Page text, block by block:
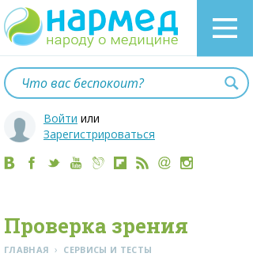
Войти или
Зарегистрироваться
Проверка зрения
ГЛАВНАЯ › СЕРВИСЫ И ТЕСТЫ